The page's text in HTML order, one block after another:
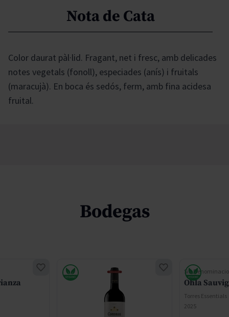
Nota de Cata
Color daurat pàl·lid. Fragant, net i fresc, amb delicades
notes vegetals (fonoll), especiades (anís) i fruitals
(maracujà). En boca és sedós, ferm, amb fina acidesa
fruital.
Bodegas
Sin
Ohla
Torres Essentials
2025